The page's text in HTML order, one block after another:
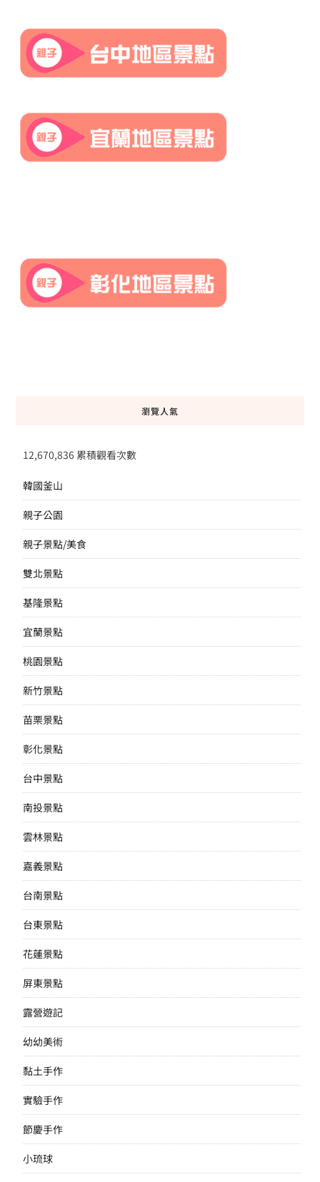
瀏覽人氣
12,670,836 累積觀看次數
韓國釜山
親子公園
親子景點/美食
雙北景點
基隆景點
宜蘭景點
桃園景點
新竹景點
苗栗景點
彰化景點
台中景點
南投景點
雲林景點
嘉義景點
台南景點
台東景點
花蓮景點
屏東景點
露營遊記
幼幼美術
黏土手作
實驗手作
節慶手作
小琉球